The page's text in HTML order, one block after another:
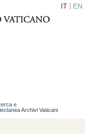
IT EN
e
Archivi Vaticani